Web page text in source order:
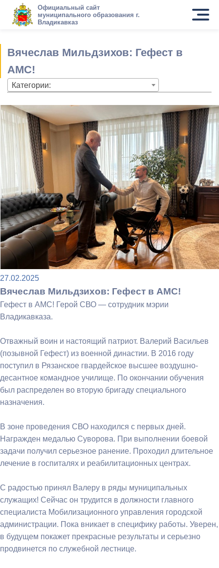
Официальный сайт
муниципального образования г.
Владикавказ
Вячеслав Мильдзихов: Гефест в
АМС!
Категории:
27.02.2025
Вячеслав Мильдзихов: Гефест в АМС!
Гефест в АМС! Герой СВО — сотрудник мэрии
Владикавказа.
Отважный воин и настоящий патриот. Валерий Васильев
(позывной Гефест) из военной династии. В 2016 году
поступил в Рязанское гвардейское высшее воздушно-
десантное командное училище. По окончании обучения
был распределен во вторую бригаду специального
назначения.
В зоне проведения СВО находился с первых дней.
Награжден медалью Суворова. При выполнении боевой
задачи получил серьезное ранение. Проходил длительное
лечение в госпиталях и реабилитационных центрах.
С радостью принял Валеру в ряды муниципальных
служащих! Сейчас он трудится в должности главного
специалиста Мобилизационного управления городской
администрации. Пока вникает в специфику работы. Уверен,
в будущем покажет прекрасные результаты и серьезно
продвинется по служебной лестнице.